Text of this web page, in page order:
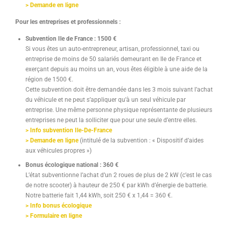
> Demande en ligne
Pour les entreprises et professionnels :
Subvention Ile de France : 1500 €
Si vous êtes un auto-entrepreneur, artisan, professionnel, taxi ou
entreprise de moins de 50 salariés demeurant en Ile de France et
exerçant depuis au moins un an, vous êtes éligible à une aide de la
région de 1500 €.
Cette subvention doit être demandée dans les 3 mois suivant l’achat
du véhicule et ne peut s’appliquer qu’à un seul véhicule par
entreprise. Une même personne physique représentante de plusieurs
entreprises ne peut la solliciter que pour une seule d’entre elles.
> Info subvention Ile-De-France
> Demande en ligne(intitulé de la subvention : « Dispositif d’aides
aux véhicules propres »)
Bonus écologique national : 360 €
L’état subventionne l’achat d’un 2 roues de plus de 2 kW (c’est le cas
de notre scooter) à hauteur de 250 € par kWh d’énergie de batterie.
Notre batterie fait 1,44 kWh, soit 250 € x 1,44 = 360 €.
> Info bonus écologique
> Formulaire en ligne